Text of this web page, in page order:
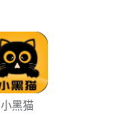
小黑猫